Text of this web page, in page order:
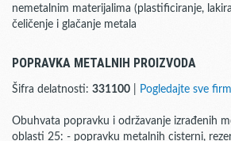
nemetalnim materijalima (plastificiranje,
čeličenje i glačanje metala
POPRAVKA METALNIH PROIZVODA
Šifra delatnosti: 331100 Pogledajte sve
Obuhvata popravku i održavanje izrađenih
oblasti 25: - popravku metalnih cisterni,